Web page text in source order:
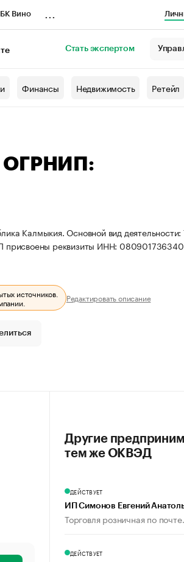
Вино
Стать экспертом
Финансы Недвижимость Ретейл
ОГРНИП:
Калмыкия. Основной вид деятельности:
присвоены реквизиты ИНН:
источников. Редактировать описание
Другие
тем же ОКВЭД
ДЕЙСТВУЕТ
ИП Симонов Евгений
Торговля розничная по
ДЕЙСТВУЕТ